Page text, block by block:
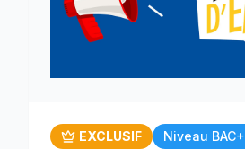
EXCLUSIF Niveau